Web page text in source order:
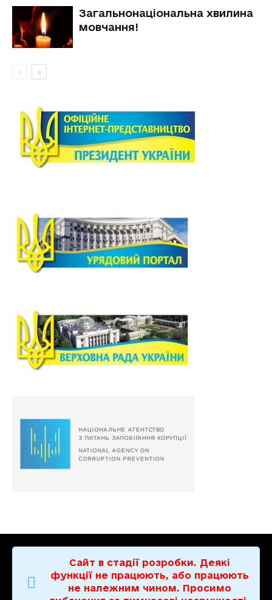
Загальнонаціональна хвилина
мовчання!
Сайт в стадії розробки. Деякі
функції не працюють, або працюють
не належним чином. Просимо